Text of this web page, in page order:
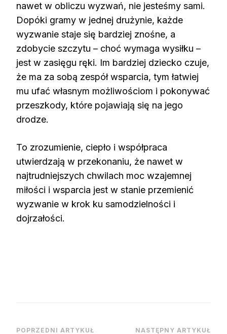
nawet w obliczu wyzwań, nie jesteśmy sami.
Dopóki gramy w jednej drużynie, każde
wyzwanie staje się bardziej znośne, a
zdobycie szczytu – choć wymaga wysiłku –
jest w zasięgu ręki. Im bardziej dziecko czuje,
że ma za sobą zespół wsparcia, tym łatwiej
mu ufać własnym możliwościom i pokonywać
przeszkody, które pojawiają się na jego
drodze.
To zrozumienie, ciepło i współpraca
utwierdzają w przekonaniu, że nawet w
najtrudniejszych chwilach moc wzajemnej
miłości i wsparcia jest w stanie przemienić
wyzwanie w krok ku samodzielności i
dojrzałości.
POPRZEDNI ARTYKUŁ NASTĘPNY ARTYKUŁ